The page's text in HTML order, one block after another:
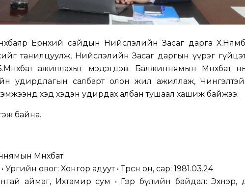
Ерөнхий сайдын Нийслэлийн Засаг дарга
танилцуулж, Нийслэлийн Засаг даргын үүрэг
ажиллахыг мэдэгдэв. Балжиннямын Мөнхбат
удирдлагын салбарт олон жил ажиллаж,
хэд хэдэн удирдах албан тушаал хашиж байжээ.
байна.
Мөнхбат
Ургийн овог: Хонгор адуут • Төрсөн он, сар: 1981.03.24
аймаг, Ихтамир сум • Гэр бүлийн байдал: Эхнэр,